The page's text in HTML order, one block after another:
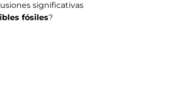
significativas
fósiles?